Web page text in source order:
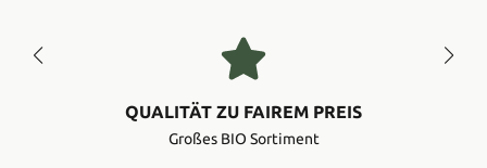
QUALITÄT ZU FAIREM PREIS
Großes BIO Sortiment